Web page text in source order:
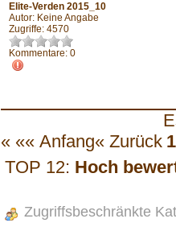
Elite-Verden 2015_10
Autor: Keine Angabe
Zugriffe: 4570
Kommentare: 0
« «« Anfang« Zurück 1
TOP 12: Hoch
Zugriffsbeschränkte